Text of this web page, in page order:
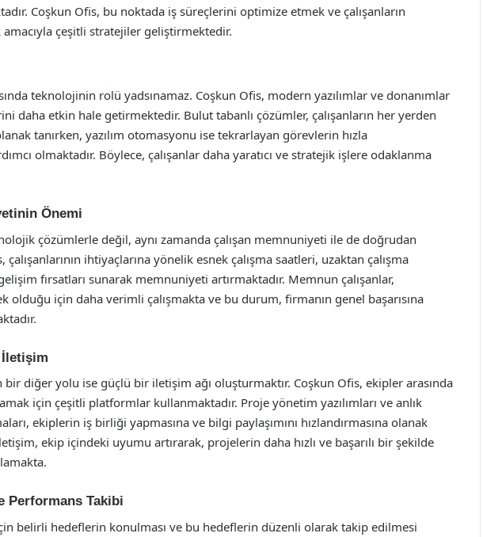
Coşkun Ofis, bu noktada iş süreçlerini optimize etmek ve çalışanların
çeşitli stratejiler geliştirmektedir.
teknolojinin rolü yadsınamaz. Coşkun Ofis, modern yazılımlar ve donanımlar
daha etkin hale getirmektedir. Bulut tabanlı çözümler, çalışanların her yerden
tanırken, yazılım otomasyonu ise tekrarlayan görevlerin hızla
olmaktadır. Böylece, çalışanlar daha yaratıcı ve stratejik işlere odaklanma
Önemi
çözümlerle değil, aynı zamanda çalışan memnuniyeti ile de doğrudan
ihtiyaçlarına yönelik esnek çalışma saatleri, uzaktan çalışma
fırsatları sunarak memnuniyeti artırmaktadır. Memnun çalışanlar,
olduğu için daha verimli çalışmakta ve bu durum, firmanın genel başarısına
İletişim
bir diğer yolu ise güçlü bir iletişim ağı oluşturmaktır. Coşkun Ofis, ekipler arasında
için çeşitli platformlar kullanmaktadır. Proje yönetim yazılımları ve anlık
ekiplerin iş birliği yapmasına ve bilgi paylaşımını hızlandırmasına olanak
ekip içindeki uyumu artırarak, projelerin daha hızlı ve başarılı bir şekilde
Performans Takibi
belirli hedeflerin konulması ve bu hedeflerin düzenli olarak takip edilmesi